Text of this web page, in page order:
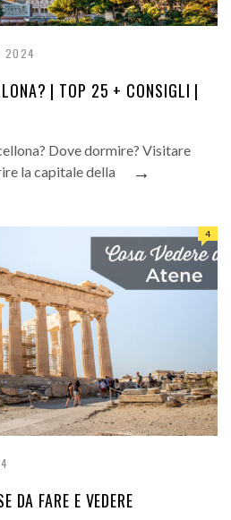
2024
| TOP 25 + CONSIGLI |
Dove dormire? Visitare
la capitale della
→
4
DA FARE E VEDERE